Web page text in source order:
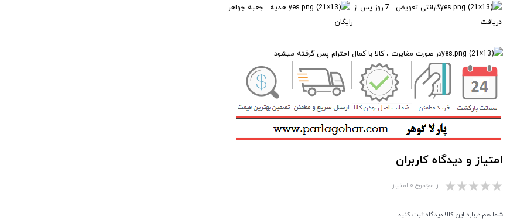
گارانتی تعویض : 7 روز پس از
دریافت
هدیه : جعبه جواهر
رایگان
در صورت مغایرت ، کالا با کمال احترام پس گرفته میشود
امتیاز و دیدگاه کاربران
از مجموع ۰ امتیاز
شما هم درباره این کالا دیدگاه ثبت کنید